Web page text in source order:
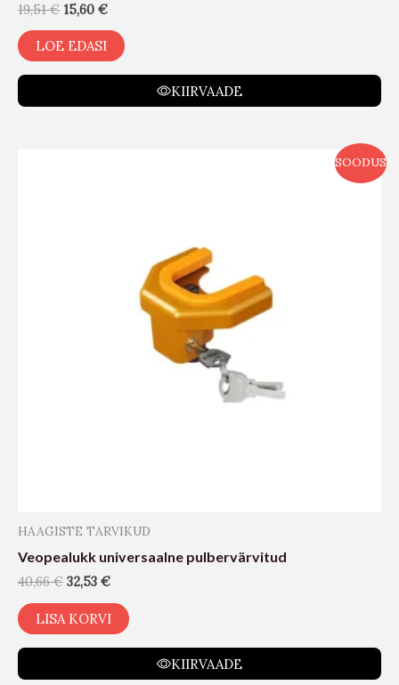
19,51€ 15,60 €
LOE EDASI
KIIRVAADE
SOODUS
HAAGISTE TARVIKUD
Veopealukk universaalne pulbervärvitud
40,66€ 32,53 €
LISA KORVI
KIIRVAADE